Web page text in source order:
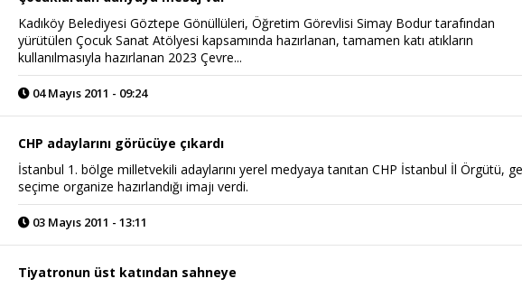
Kadıköy Belediyesi Göztepe Gönüllüleri, Öğretim Görevlisi Simay Bodur tarafından
yürütülen Çocuk Sanat Atölyesi kapsamında hazırlanan, tamamen katı atıkların
kullanılmasıyla hazırlanan 2023 Çevre...
04 Mayıs 2011 - 09:24
CHP adaylarını görücüye çıkardı
İstanbul 1. bölge milletvekili adaylarını yerel medyaya tanıtan CHP İstanbul İl Örgütü,
seçime organize hazırlandığı imajı verdi.
03 Mayıs 2011 - 13:11
Tiyatronun üst katından sahneye